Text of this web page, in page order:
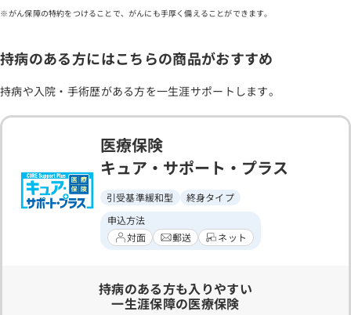
がん保障の特約をつけることで、がんにも手厚く備えることができます。
持病のある方にはこちらの商品がおすすめ
持病や入院・手術歴がある方を一生涯サポートします。
医療保険
キュア・サポート・プラス
引受基準緩和型
終身タイプ
申込方法
対面
郵送 ネット
持病のある方も入りやすい
一生涯保障の医療保険